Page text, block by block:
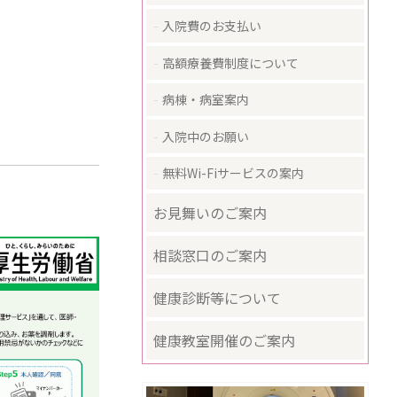
入院費のお支払い
高額療養費制度について
病棟・病室案内
入院中のお願い
無料Wi-Fiサービスの案内
お見舞いのご案内
相談窓口のご案内
健康診断等について
健康教室開催のご案内